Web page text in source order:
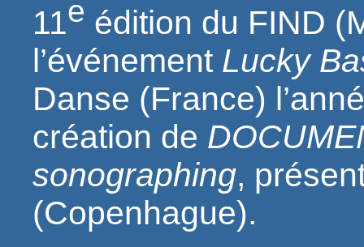
11e édition du FIND
l’événement Lucky
Danse (France)
création de
sonographing,
(Copenhague).